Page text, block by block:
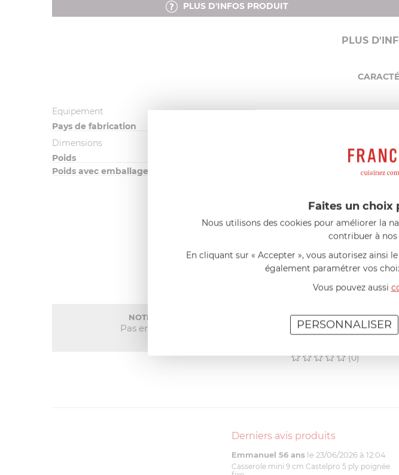
PLUS D'INFOS PRODUIT
PLUS
Equipement
Pays de fabrication
Dimensions
Poids
Poids avec emballage
AIDE
AVIS
NOTE MOYENNE
Pas encore de note
RÉSUMÉ
(0)
(0)
(0)
Derniers avis produits
Emmanuel 56 ans le 23/06/2026 à 12:04
Casserole mini 9 cm Castelpro 5 ply poignée
Faites un choix
Nous utilisons des cookies pour améliorer la
contribuer à
En cliquant sur « Accepter », vous autorisez ainsi
également paramétrer vos
Vous pouvez aussi
PERSONNALISER